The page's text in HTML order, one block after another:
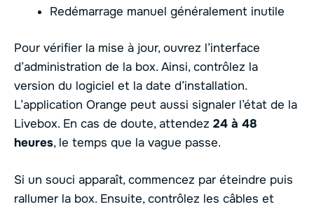
Redémarrage manuel généralement inutile
Pour vérifier la mise à jour, ouvrez l’interface
d’administration de la box. Ainsi, contrôlez la
version du logiciel et la date d’installation.
L’application Orange peut aussi signaler l’état de la
Livebox. En cas de doute, attendez 24 à 48
heures, le temps que la vague passe.
Si un souci apparaît, commencez par éteindre puis
rallumer la box. Ensuite, contrôlez les câbles et